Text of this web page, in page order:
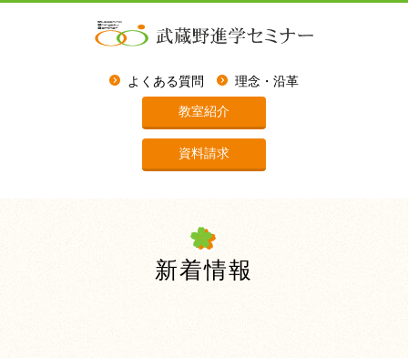
よくある質問 理念・沿革
教室紹介
資料請求
新着情報